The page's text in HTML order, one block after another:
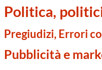
Politica,
Pregiudizi, Errori
Pubblicità e